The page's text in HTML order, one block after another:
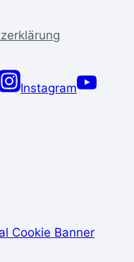
Instagram
Cookie Banner